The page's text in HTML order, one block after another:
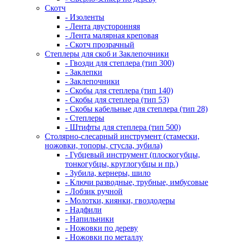
Скотч
- Изоленты
- Лента двусторонняя
- Лента малярная креповая
- Скотч прозрачный
Степлеры для скоб и Заклепочники
- Гвозди для степлера (тип 300)
- Заклепки
- Заклепочники
- Скобы для степлера (тип 140)
- Скобы для степлера (тип 53)
- Скобы кабельные для степлера (тип 28)
- Степлеры
- Штифты для степлера (тип 500)
Столярно-слесарный инструмент (стамески,
ножовки, топоры, стусла, зубила)
- Губцевый инструмент (плоскогубцы,
тонкогубцы, круглогубцы и пр.)
- Зубила, кернеры, шило
- Ключи разводные, трубные, имбусовые
- Лобзик ручной
- Молотки, киянки, гвоздодеры
- Надфили
- Напильники
- Ножовки по дереву
- Ножовки по металлу